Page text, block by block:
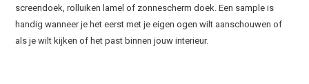
screendoek, rolluiken lamel of zonnescherm doek. Een sample is
handig wanneer je het eerst met je eigen ogen wilt aanschouwen of
als je wilt kijken of het past binnen jouw interieur.